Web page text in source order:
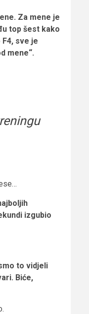
Za mene je
top šest kako
sve je
mene“.
izgubio
to vidjeli
Biće,